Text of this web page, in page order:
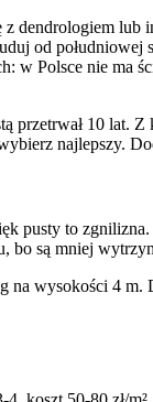
lub
od południowej
w Polsce nie ma
przetrwał 10
najlepszy.
pusty to
bo są mniej
wysokości 4